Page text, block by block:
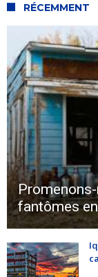
RÉCEMMENT
fantômes